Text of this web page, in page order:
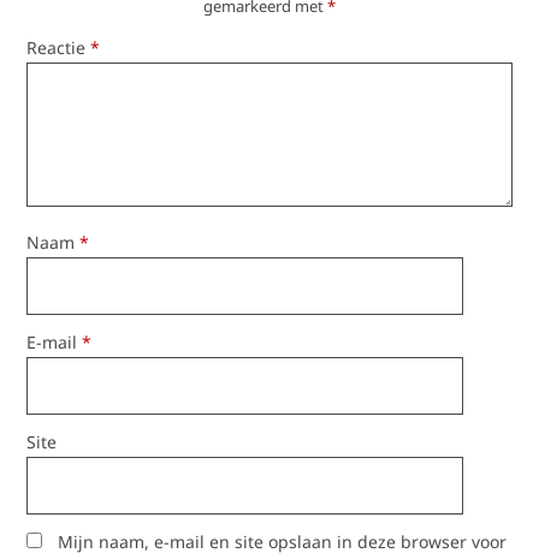
gemarkeerd met*
Reactie*
Naam*
E-mail*
Site
Mijn naam, e-mail en site opslaan in deze browser voor